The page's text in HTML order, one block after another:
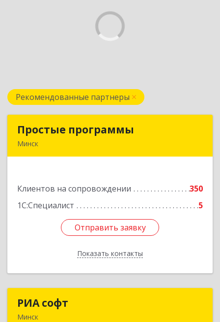
Рекомендованные партнеры
Простые программы
Минск
Клиентов на сопровождении
350
1С:Специалист
5
Отправить заявку
Показать контакты
Простые программы
Подробнее
Отправить заявку
Назад
РИА софт
Минск